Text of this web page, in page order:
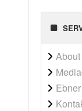
About